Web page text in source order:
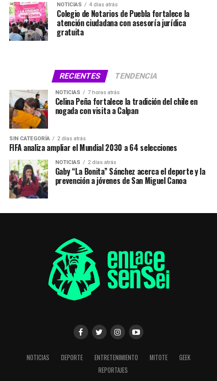
NOTICIAS 4 días atrás
Colegio de Notarios de Puebla fortalece la
atención ciudadana con asesoría jurídica
gratuita
RECIENTES TENDENCIA
NOTICIAS 7 horas atrás
Celina Peña fortalece la tradición del chile en
nogada con visita a Calpan
SIN CATEGORÍA 2 días atrás
FIFA analiza ampliar el Mundial 2030 a 64 selecciones
NOTICIAS 2 días atrás
Gaby “La Bonita” Sánchez acerca el deporte y la
prevención a jóvenes de San Miguel Canoa
NOTICIAS DEPORTE ENTRETENIMIENTO MITOTE
GEEK
REPORTAJES